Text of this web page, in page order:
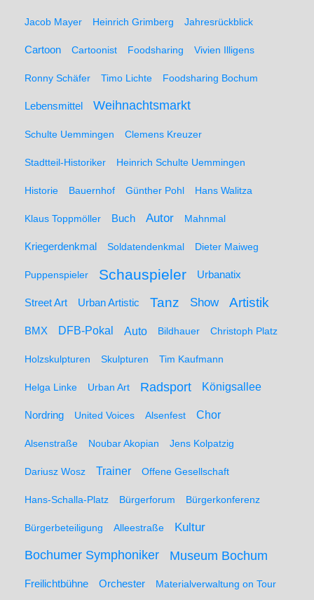
Jacob Mayer Heinrich Grimberg Jahresrückblick
Cartoon Cartoonist Foodsharing Vivien Illigens
Ronny Schäfer Timo Lichte Foodsharing Bochum
Lebensmittel Weihnachtsmarkt
Schulte Uemmingen Clemens Kreuzer
Stadtteil-Historiker Heinrich Schulte Uemmingen
Historie Bauernhof Günther Pohl Hans Walitza
Klaus Toppmöller Buch Autor Mahnmal
Kriegerdenkmal Soldatendenkmal Dieter Maiweg
Puppenspieler Schauspieler Urbanatix
Street Art Urban Artistic Tanz Show Artistik
BMX DFB-Pokal Auto Bildhauer Christoph Platz
Holzskulpturen Skulpturen Tim Kaufmann
Helga Linke Urban Art Radsport Königsallee
Nordring United Voices Alsenfest Chor
Alsenstraße Noubar Akopian Jens Kolpatzig
Dariusz Wosz Trainer Offene Gesellschaft
Hans-Schalla-Platz Bürgerforum Bürgerkonferenz
Bürgerbeteiligung Alleestraße Kultur
Bochumer Symphoniker Museum Bochum
Freilichtbühne Orchester Materialverwaltung on Tour